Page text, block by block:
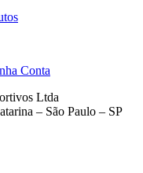
Conta
Ltda
– São Paulo – SP